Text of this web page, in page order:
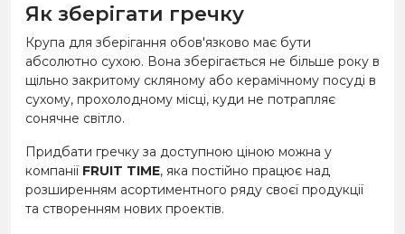
Як зберігати гречку
Крупа для зберігання обов'язково має бути
абсолютно сухою. Вона зберігається не більше року в
щільно закритому скляному або керамічному посуді в
сухому, прохолодному місці, куди не потрапляє
сонячне світло.
Придбати гречку за доступною ціною можна у
компанії FRUIT TIME, яка постійно працює над
розширенням асортиментного ряду своєї продукції
та створенням нових проектів.